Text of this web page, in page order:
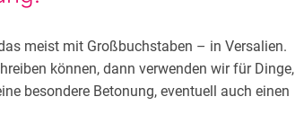
meist mit Großbuchstaben – in Versalien.
können, dann verwenden wir für Dinge,
besondere Betonung, eventuell auch einen